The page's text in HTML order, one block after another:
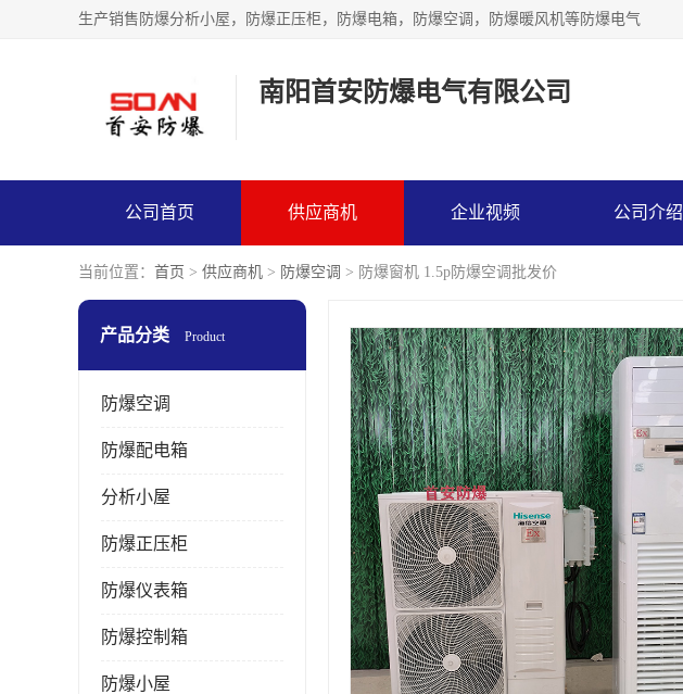
生产销售防爆分析小屋，防爆正压柜，防爆电箱，防爆空调，防爆暖风机等防爆电气
南阳首安防爆电气有限公司
公司首页 供应商机 企业视频 公司介绍
当前位置： 首页 > 供应商机 > 防爆空调 > 防爆窗机 1.5p防爆空调批发价
产品分类 Product
防爆空调
防爆配电箱
分析小屋
防爆正压柜
防爆仪表箱
防爆控制箱
防爆小屋